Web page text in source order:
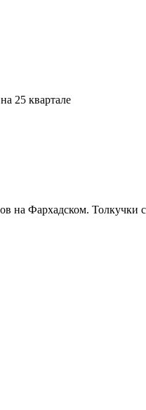
25 квартале
Фархадском. Толкучки